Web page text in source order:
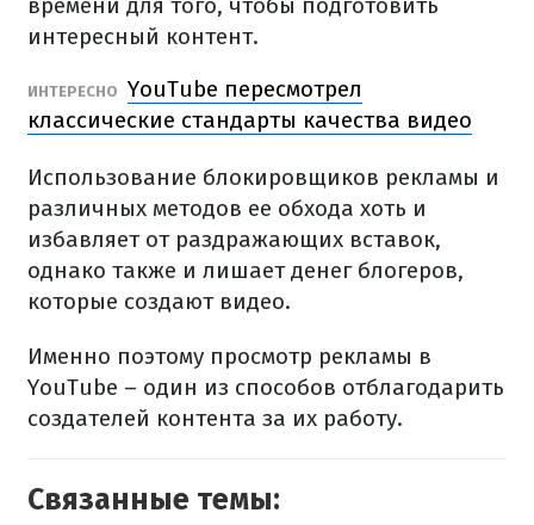
интересный контент.
ИНТЕРЕСНО YouTube пересмотрел
классические стандарты качества видео
Использование блокировщиков рекламы и
различных методов ее обхода хоть и
избавляет от раздражающих вставок,
однако также и лишает денег блогеров,
которые создают видео.
Именно поэтому просмотр рекламы в
YouTube – один из способов отблагодарить
создателей контента за их работу.
Связанные темы: